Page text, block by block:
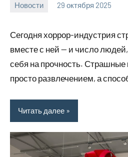
Новости 29 октября 2025
Сегодня хоррор-индустрия
вместе с ней — и число
себя на прочность. Страшные
просто развлечением, а
Читать далее